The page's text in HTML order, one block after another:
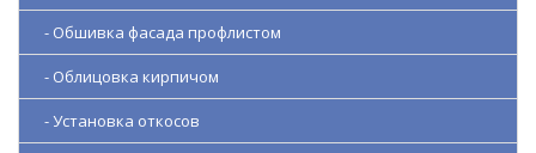
- Обшивка фасада профлистом
- Облицовка кирпичом
- Установка откосов